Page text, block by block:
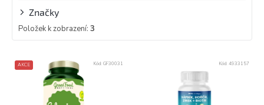
Značky
Položek k zobrazení: 3
V
ýAKCE Kód: GF30031 Kód: 4933157